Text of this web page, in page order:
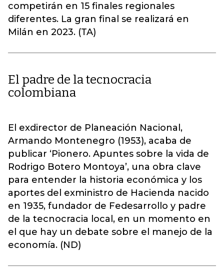
competirán en 15 finales regionales
diferentes. La gran final se realizará en
Milán en 2023. (TA)
El padre de la tecnocracia
colombiana
El exdirector de Planeación Nacional,
Armando Montenegro (1953), acaba de
publicar ‘Pionero. Apuntes sobre la vida de
Rodrigo Botero Montoya’, una obra clave
para entender la historia económica y los
aportes del exministro de Hacienda nacido
en 1935, fundador de Fedesarrollo y padre
de la tecnocracia local, en un momento en
el que hay un debate sobre el manejo de la
economía. (ND)